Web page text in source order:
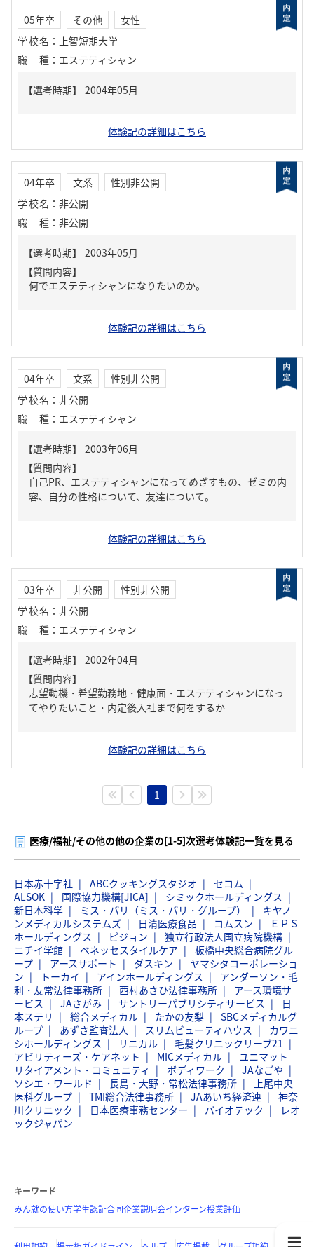
05年卒 その他
女性
学校名 ： 上智短期大学
職種 ： エステティシャン
体験記の詳細はこちら
04年卒 文系
性別非公開
学校名 ： 非公開
職種 ： 非公開
【質問内容】
何でエステティシャンになりたいのか。
体験記の詳細はこちら
04年卒 文系
性別非公開
学校名 ： 非公開
職種 ： エステティシャン
【質問内容】
自己PR、エステティシャンになってめざすもの、ゼミの内
容、自分の性格について、友達について。
体験記の詳細はこちら
03年卒 非公開
性別非公開
学校名 ： 非公開
職種 ： エステティシャン
【質問内容】
志望動機・希望勤務地・健康面・エステティシャンになっ
てやりたいこと・内定後入社まで何をするか
体験記の詳細はこちら
1
医療/福祉/その他の他の企業の[1-5]次選考体験記一覧を見る
日本赤十字社 ABCクッキングスタジオ
セコム
ALSOK
国際協力機構[JICA]
シミックホールディングス
新日本科学
ミス・パリ（ミス・パリ・グループ）
キヤノ
ンメディカルシステムズ
日清医療食品 コムスン
ＥＰＳ
ホールディングス
ピジョン
独立行政法人国立病院機構
ニチイ学館
ベネッセスタイルケア
板橋中央総合病院グル
ープ
アースサポート ダスキン
ヤマシタコーポレーショ
ン
トーカイ アインホールディングス
アンダーソン・毛
利・友常法律事務所
西村あさひ法律事務所
アース環境サ
ービス
JAさがみ サントリーパブリシティサービス
日
本ステリ
総合メディカル たかの友梨
SBCメディカルグ
ループ
あずさ監査法人 スリムビューティハウス
カワニ
シホールディングス
リニカル
毛髪クリニックリーブ21
アビリティーズ・ケアネット
MICメディカル
ユニマット
リタイアメント・コミュニティ
ボディワーク
JAなごや
ソシエ・ワールド
長島・大野・常松法律事務所
上尾中央
医科グループ
TMI総合法律事務所 JAあいち経済連
神奈
川クリニック
日本医療事務センター バイオテック
レオ
ックジャパン
キーワード
みん就の使い方学生認証合同企業説明会インターン授業評価